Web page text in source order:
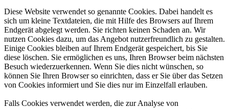
Diese Website verwendet so genannte Cookies. Dabei handelt es
sich um kleine Textdateien, die mit Hilfe des Browsers auf Ihrem
Endgerät abgelegt werden. Sie richten keinen Schaden an. Wir
nutzen Cookies dazu, um das Angebot nutzerfreundlich zu gestalten.
Einige Cookies bleiben auf Ihrem Endgerät gespeichert, bis Sie
diese löschen. Sie ermöglichen es uns, Ihren Browser beim nächsten
Besuch wiederzuerkennen. Wenn Sie dies nicht wünschen, so
können Sie Ihren Browser so einrichten, dass er Sie über das Setzen
von Cookies informiert und Sie dies nur im Einzelfall erlauben.
Falls Cookies verwendet werden, die zur Analyse von